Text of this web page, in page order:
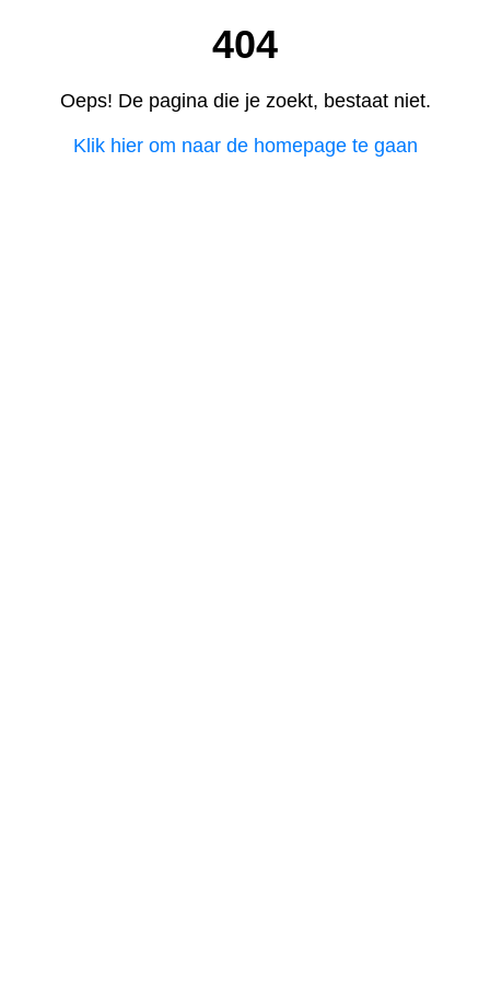
404
Oeps! De pagina die je zoekt, bestaat niet.
Klik hier om naar de homepage te gaan